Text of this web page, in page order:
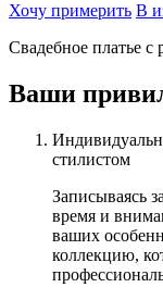
Хочу примерить В
Свадебное платье с
Ваши
стилистом
Записываясь
время и
ваших
коллекцию,